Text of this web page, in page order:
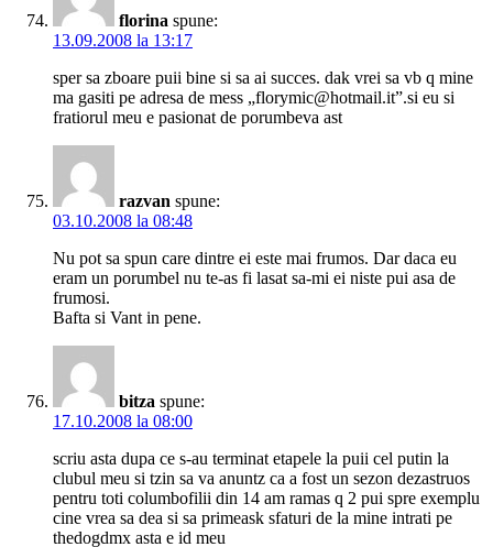
florina spune:
13.09.2008 la 13:17
sper sa zboare puii bine si sa ai succes. dak vrei sa vb q mine
ma gasiti pe adresa de mess „florymic@hotmail.it”.si eu si
fratiorul meu e pasionat de porumbeva ast
razvan spune:
03.10.2008 la 08:48
Nu pot sa spun care dintre ei este mai frumos. Dar daca eu
eram un porumbel nu te-as fi lasat sa-mi ei niste pui asa de
frumosi.
Bafta si Vant in pene.
bitza spune:
17.10.2008 la 08:00
scriu asta dupa ce s-au terminat etapele la puii cel putin la
clubul meu si tzin sa va anuntz ca a fost un sezon dezastruos
pentru toti columbofilii din 14 am ramas q 2 pui spre exemplu
cine vrea sa dea si sa primeask sfaturi de la mine intrati pe
thedogdmx asta e id meu